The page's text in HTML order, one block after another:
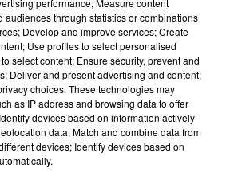
23 sec)
de l'Hérault
performance; Measure content
audiences through statistics or combinations
Develop and improve services; Create
Use profiles to select personalised
select content; Ensure security, prevent and
Deliver and present advertising and content;
choices. These technologies may
as IP address and browsing data to offer
devices based on information actively
data; Match and combine data from
devices; Identify devices based on